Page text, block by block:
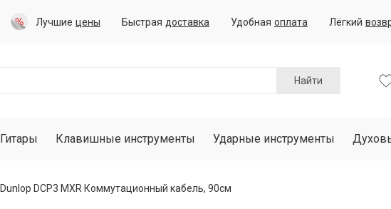
Лучшие цены Быстрая доставка Удобная оплата Лёгкий
Найти
Гитары Клавишные инструменты Ударные инструменты
Dunlop DCP3 MXR Коммутационный кабель, 90см